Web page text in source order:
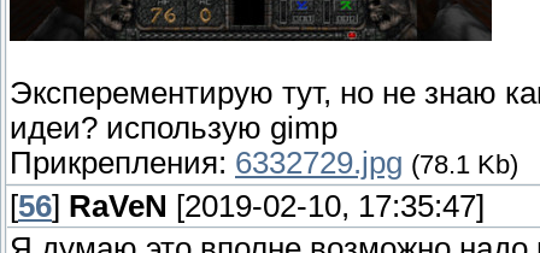
Эксперементирую тут, но не знаю
идеи? использую gimp
Прикрепления: 6332729.jpg (78.1 Kb)
[56] RaVeN [2019-02-10, 17:35:47]